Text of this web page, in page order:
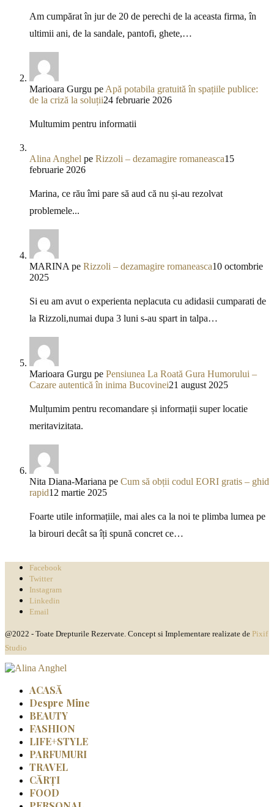
Am cumpărat în jur de 20 de perechi de la aceasta firma, în
ultimii ani, de la sandale, pantofi, ghete,…
Marioara Gurgu pe Apă potabila gratuită în spațiile publice:
de la criză la soluții24 februarie 2026
Multumim pentru informatii
Alina Anghel pe Rizzoli – dezamagire romaneasca15
februarie 2026
Marina, ce rău îmi pare să aud că nu și-au rezolvat
problemele...
MARINA pe Rizzoli – dezamagire romaneasca10 octombrie
2025
Si eu am avut o experienta neplacuta cu adidasii cumparati de
la Rizzoli,numai dupa 3 luni s-au spart in talpa…
Marioara Gurgu pe Pensiunea La Roată Gura Humorului –
Cazare autentică în inima Bucovinei21 august 2025
Mulțumim pentru recomandare și informații super locatie
meritavizitata.
Nita Diana-Mariana pe Cum să obții codul EORI gratis – ghid
rapid12 martie 2025
Foarte utile informațiile, mai ales ca la noi te plimba lumea pe
la birouri decât sa îți spună concret ce…
Facebook
Twitter
Instagram
Linkedin
Email
@2022 - Toate Drepturile Rezervate. Concept si Implementare realizate de Pixif
Studio
ACASĂ
Despre Mine
BEAUTY
FASHION
LIFE+STYLE
PARFUMURI
TRAVEL
CĂRȚI
FOOD